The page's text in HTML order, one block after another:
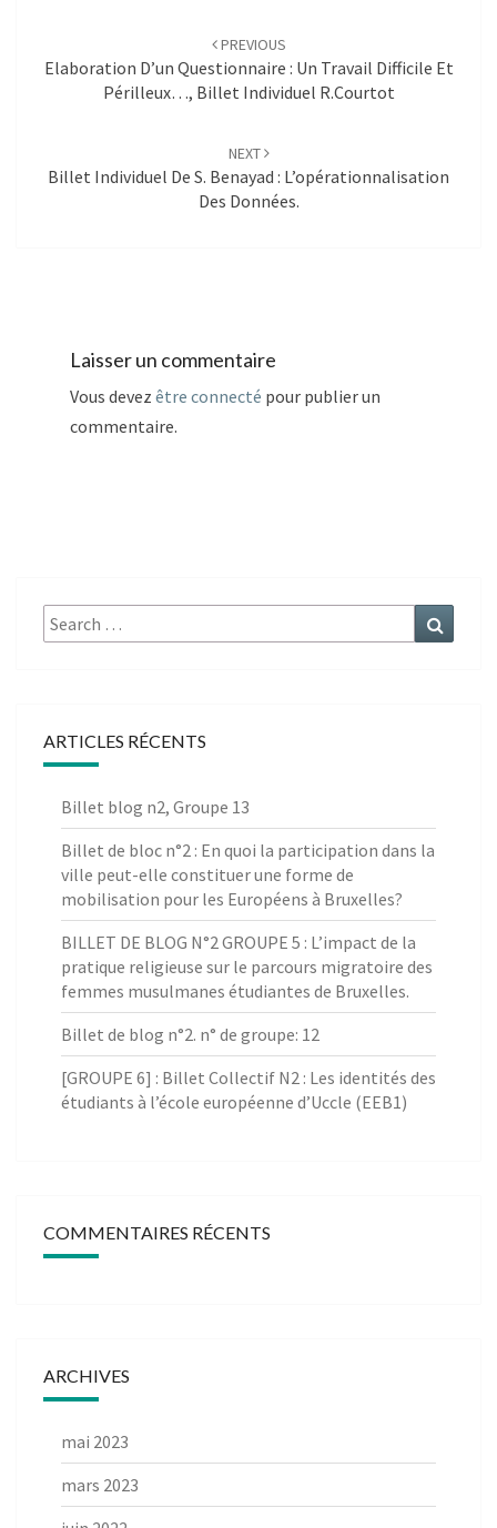
PREVIOUS
Elaboration D’un Questionnaire : Un Travail Difficile Et
Périlleux…, Billet Individuel R.Courtot
NEXT
Billet Individuel De S. Benayad : L’opérationnalisation
Des Données.
Laisser un commentaire
Vous devez être connecté pour publier un
commentaire.
Search
for:
ARTICLES RÉCENTS
Billet blog n2, Groupe 13
Billet de bloc n°2 : En quoi la participation dans la
ville peut-elle constituer une forme de
mobilisation pour les Européens à Bruxelles?
BILLET DE BLOG N°2 GROUPE 5 : L’impact de la
pratique religieuse sur le parcours migratoire des
femmes musulmanes étudiantes de Bruxelles.
Billet de blog n°2. n° de groupe: 12
[GROUPE 6] : Billet Collectif N2 : Les identités des
étudiants à l’école européenne d’Uccle (EEB1)
COMMENTAIRES RÉCENTS
ARCHIVES
mai 2023
mars 2023